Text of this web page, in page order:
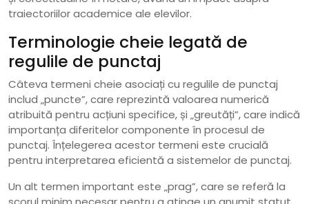
traiectoriilor academice ale elevilor.
Terminologie cheie legată de
regulile de punctaj
Câteva termeni cheie asociați cu regulile de punctaj
includ „puncte”, care reprezintă valoarea numerică
atribuită pentru acțiuni specifice, și „greutăți”, care indică
importanța diferitelor componente în procesul de
punctaj. Înțelegerea acestor termeni este crucială
pentru interpretarea eficientă a sistemelor de punctaj.
Un alt termen important este „prag”, care se referă la